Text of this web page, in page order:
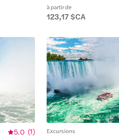
à partir de
123,17 $CA
5.0 (1) Excursions